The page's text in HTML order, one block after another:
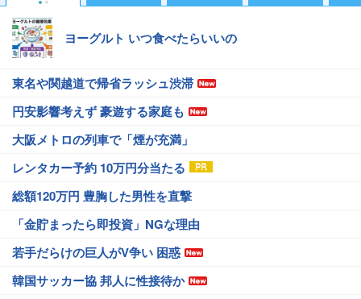
ヨーグルト いつ食べたらいいの
東名や関越道で帰省ラッシュ渋滞
円安影響考えず 豪遊する家庭も
大阪メトロの列車で「煙が充満」
レンタカー予約 10万円分当たる
総額120万円 豊胸した男性を直撃
「金貯まったら即投資」NGな理由
若手だらけの巨人がV争い 困惑
韓国サッカー協 邦人に性接待か